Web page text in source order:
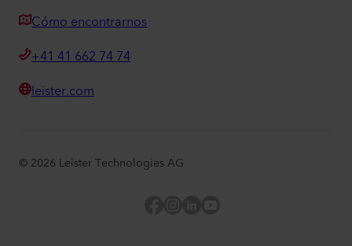
Cómo encontrarnos
+41 41 662 74 74
leister.com
© 2026 Leister Technologies AG